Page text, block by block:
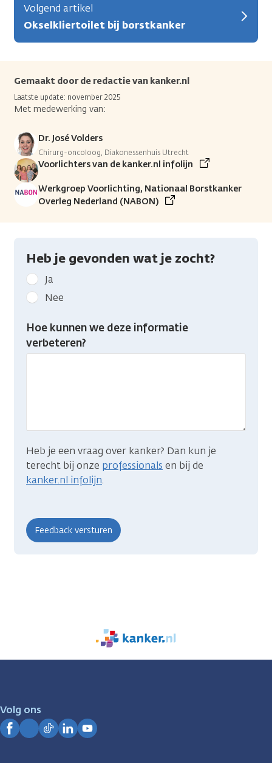
Volgend artikel
Okselkliertoilet bij borstkanker
Gemaakt door de redactie van kanker.nl
Laatste update: november 2025
Met medewerking van:
Dr. José Volders
Chirurg-oncoloog, Diakonessenhuis Utrecht
Voorlichters van de kanker.nl infolijn
Werkgroep Voorlichting, Nationaal Borstkanker
Overleg Nederland (NABON)
Heb je gevonden wat je zocht?
Geef
kanker.nl
feedback:
Heb
gevonden
Ja
Nee
Hoe kunnen we deze informatie
verbeteren?
Heb je een vraag over kanker? Dan kun je
terecht bij onze professionals en bij de
kanker.nl infolijn.
We
zijn
Volg ons